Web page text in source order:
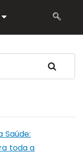
Pesquisar
Saúde:
toda a